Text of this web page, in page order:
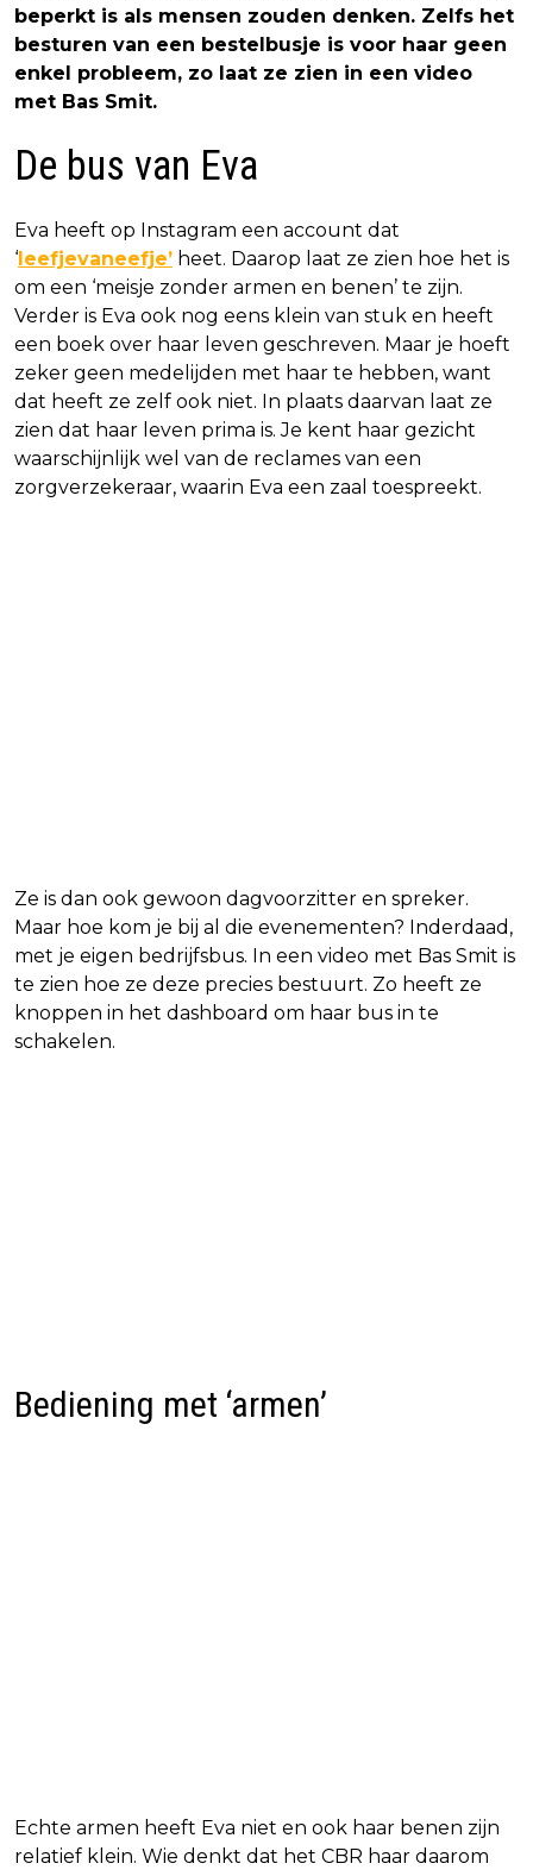
beperkt is als mensen zouden denken. Zelfs het
besturen van een bestelbusje is voor haar geen
enkel probleem, zo laat ze zien in een video
met Bas Smit.
De bus van Eva
Eva heeft op Instagram een account dat
‘leefjevaneefje’ heet. Daarop laat ze zien hoe het is
om een ‘meisje zonder armen en benen’ te zijn.
Verder is Eva ook nog eens klein van stuk en heeft
een boek over haar leven geschreven. Maar je hoeft
zeker geen medelijden met haar te hebben, want
dat heeft ze zelf ook niet. In plaats daarvan laat ze
zien dat haar leven prima is. Je kent haar gezicht
waarschijnlijk wel van de reclames van een
zorgverzekeraar, waarin Eva een zaal toespreekt.
Ze is dan ook gewoon dagvoorzitter en spreker.
Maar hoe kom je bij al die evenementen? Inderdaad,
met je eigen bedrijfsbus. In een video met Bas Smit is
te zien hoe ze deze precies bestuurt. Zo heeft ze
knoppen in het dashboard om haar bus in te
schakelen.
Bediening met ‘armen’
Echte armen heeft Eva niet en ook haar benen zijn
relatief klein. Wie denkt dat het CBR haar daarom